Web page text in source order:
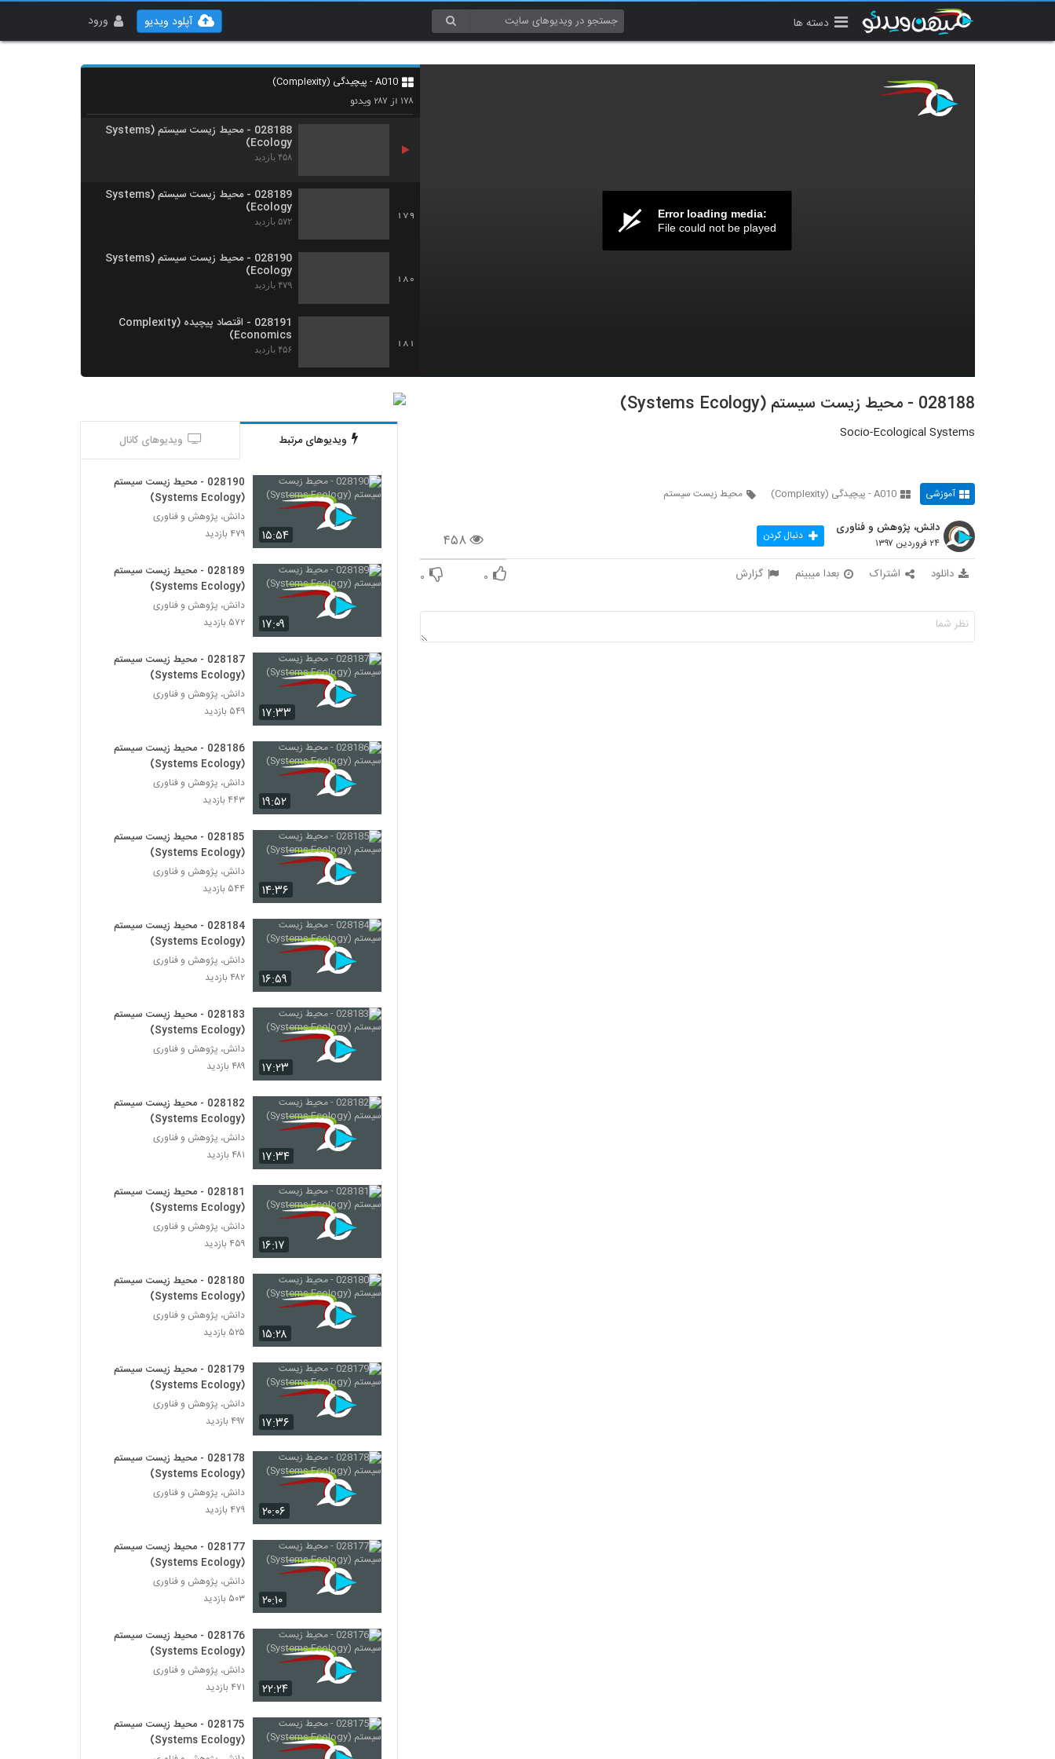
دسته ها ورود آپلود ویدیو
Error loading media:
File could not be played
A010 - پیچیدگی (Complexity)
۱۷۸ از ۲۸۷ ویدئو
177
028187 - محیط زیست سیستم (Systems
Ecology)
028188 - محیط زیست سیستم (Systems
Ecology)
۴۵۸ بازدید
179
028189 - محیط زیست سیستم (Systems
Ecology)
۵۷۲ بازدید
180
028190 - محیط زیست سیستم (Systems
Ecology)
۴۷۹ بازدید
181
028191 - اقتصاد پیچیده (Complexity
Economics)
۴۵۶ بازدید
182
028193 - اقتصاد پیچیده (Complexity
Economics)
۴۵۰ بازدید
028194 - اقتصاد پیچیده (Complexity
Economics)
۴۳۶ بازدید
028196 - اقتصاد پیچیده (Complexity
Economics)
Economics)
۴۲۱ بازدید
Economics)
028199 - اقتصاد پیچیده (Complexity
Economics)
۴۸۰ بازدید
028200 - اقتصاد پیچیده (Complexity
Economics)
۵۰۹ بازدید
۴۸۴ بازدید
028202 - اقتصاد پیچیده (Complexity
Economics)
۴۹۹ بازدید
028203 - اقتصاد پیچیده (Complexity
Economics)
Economics)
۴۳۳ بازدید
Economics)
028206 - اقتصاد پیچیده (Complexity
Economics)
۴۷۳ بازدید
028207 - اقتصاد پیچیده (Complexity
Economics)
۴۸۸ بازدید
Economics)
۴۵۰ بازدید
Systems)
۵۷۸ بازدید
Systems)
۵۸۵ بازدید
Systems)
۵۶۶ بازدید
Systems)
۶۰۶ بازدید
Systems)
۵۱۸ بازدید
028214 - سیستم های غیرخطی (Nonlinear
Systems)
028188 - محیط زیست سیستم (Systems Ecology)
Socio-Ecological Systems
آموزشی A010 - پیچیدگی (Complexity) محیط زیست سیستم
۴۵۸
دانش، پژوهش و فناوری
۲۴ فروردین ۱۳۹۷ دنبال کردن
دانلود اشتراک بعدا میبینم گزارش ۰ ۰
ویدیوهای مرتبط ویدیوهای کانال
۱۵:۵۴
028190 - محیط زیست سیستم
(Systems Ecology)
دانش، پژوهش و فناوری
۴۷۹ بازدید
۱۷:۰۹
028189 - محیط زیست سیستم
(Systems Ecology)
دانش، پژوهش و فناوری
۵۷۲ بازدید
۱۷:۳۳
028187 - محیط زیست سیستم
(Systems Ecology)
دانش، پژوهش و فناوری
۵۴۹ بازدید
۱۹:۵۲
028186 - محیط زیست سیستم
(Systems Ecology)
دانش، پژوهش و فناوری
۴۴۳ بازدید
۱۴:۳۶
028185 - محیط زیست سیستم
(Systems Ecology)
دانش، پژوهش و فناوری
۵۴۴ بازدید
۱۶:۵۹
028184 - محیط زیست سیستم
(Systems Ecology)
دانش، پژوهش و فناوری
۴۸۲ بازدید
۱۷:۲۳
028183 - محیط زیست سیستم
(Systems Ecology)
دانش، پژوهش و فناوری
۴۸۹ بازدید
۱۷:۳۴
028182 - محیط زیست سیستم
(Systems Ecology)
دانش، پژوهش و فناوری
۴۸۱ بازدید
۱۶:۱۷
028181 - محیط زیست سیستم
(Systems Ecology)
دانش، پژوهش و فناوری
۴۵۹ بازدید
۱۵:۲۸
028180 - محیط زیست سیستم
(Systems Ecology)
دانش، پژوهش و فناوری
۵۲۵ بازدید
۱۷:۳۶
028179 - محیط زیست سیستم
(Systems Ecology)
دانش، پژوهش و فناوری
۴۹۷ بازدید
۲۰:۰۶
028178 - محیط زیست سیستم
(Systems Ecology)
دانش، پژوهش و فناوری
۴۷۹ بازدید
۲۰:۱۰
028177 - محیط زیست سیستم
(Systems Ecology)
دانش، پژوهش و فناوری
۵۰۳ بازدید
۲۲:۲۴
028176 - محیط زیست سیستم
(Systems Ecology)
دانش، پژوهش و فناوری
۴۷۱ بازدید
028175 - محیط زیست سیستم
(Systems Ecology)